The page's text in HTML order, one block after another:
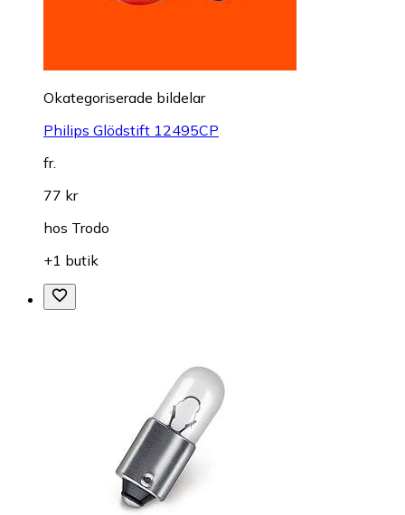
Okategoriserade bildelar
Philips Glödstift 12495CP
fr.
77 kr
hos Trodo
+1 butik